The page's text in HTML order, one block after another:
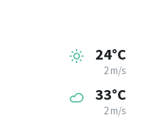
24°C
2 m/s
33°C
2 m/s